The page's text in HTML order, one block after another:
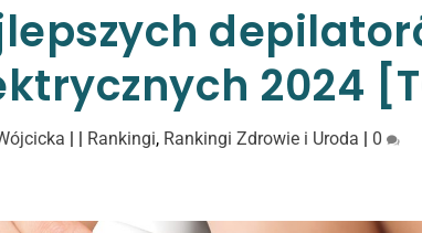
2024
| | Rankingi, Rankingi Zdrowie i Uroda | 0